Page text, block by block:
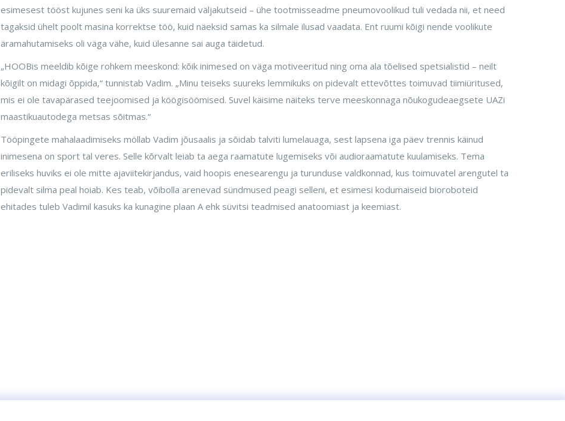
esimesest tööst kujunes seni ka üks suuremaid väljakutseid – ühe tootmisseadme pneumovoolikud tuli vedada nii, et need
tagaksid ühelt poolt masina korrektse töö, kuid näeksid samas ka silmale ilusad vaadata. Ent ruumi kõigi nende voolikute
äramahutamiseks oli väga vähe, kuid ülesanne sai auga täidetud.
„HOOBis meeldib kõige rohkem meeskond: kõik inimesed on väga motiveeritud ning oma ala tõelised spetsialistid – neilt
kõigilt on midagi õppida,“ tunnistab Vadim. „Minu teiseks suureks lemmikuks on pidevalt ettevõttes toimuvad tiimiüritused,
mis ei ole tavapärased teejoomised ja köögisöömised. Suvel käisime näiteks terve meeskonnaga nõukogudeaegsete UAZi
maastikuautodega metsas sõitmas.“
Tööpingete mahalaadimiseks möllab Vadim jõusaalis ja sõidab talviti lumelauaga, sest lapsena iga päev trennis käinud
inimesena on sport tal veres. Selle kõrvalt leiab ta aega raamatute lugemiseks või audioraamatute kuulamiseks. Tema
eriliseks huviks ei ole mitte ajaviitekirjandus, vaid hoopis enesearengu ja turunduse valdkonnad, kus toimuvatel arengutel ta
pidevalt silma peal hoiab. Kes teab, võibolla arenevad sündmused peagi selleni, et esimesi kodumaiseid bioroboteid
ehitades tuleb Vadimil kasuks ka kunagine plaan A ehk süvitsi teadmised anatoomiast ja keemiast.